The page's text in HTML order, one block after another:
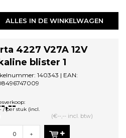
ALLES IN DE WINKELWAGEN
4227 V27A 12V
blister 1
140343 | EAN:
1
,--
/ per stuk (incl.
(€--,-- incl. btw)
+